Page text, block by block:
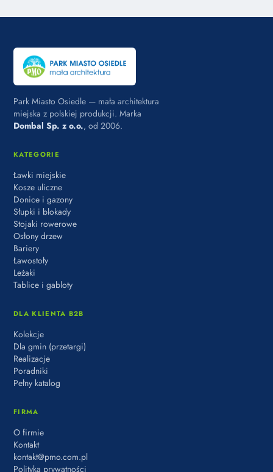
Park Miasto Osiedle — mała architektura
miejska z polskiej produkcji. Marka
Dombal Sp. z o.o., od 2006.
KATEGORIE
Ławki miejskie
Kosze uliczne
Donice i gazony
Słupki i blokady
Stojaki rowerowe
Osłony drzew
Bariery
Ławostoły
Leżaki
Tablice i gabloty
DLA KLIENTA B2B
Kolekcje
Dla gmin (przetargi)
Realizacje
Poradniki
Pełny katalog
FIRMA
O firmie
Kontakt
kontakt@pmo.com.pl
Polityka prywatności